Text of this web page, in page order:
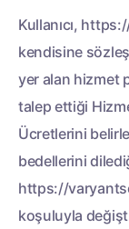
Kullanıcı,
kendisine
yer alan hizmet
talep ettiği
Ücretlerini
bedellerini
https://
koşuluyla